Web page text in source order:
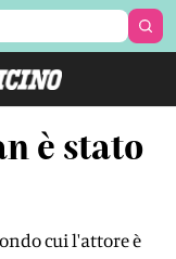
è stato
cui l'attore è